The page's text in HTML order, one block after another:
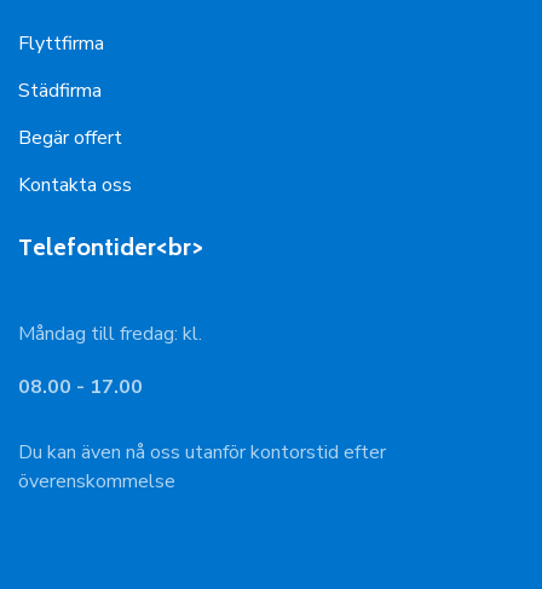
Flyttfirma
Städfirma
Begär offert
Kontakta oss
Telefontider<br>
Måndag till fredag: kl.
08.00 - 17.00
Du kan även nå oss utanför kontorstid efter
överenskommelse